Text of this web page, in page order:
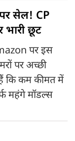
सेल! CP
भारी छूट
पर इस
पर अच्छी
कि कम कीमत में
महंगे मॉडल्स